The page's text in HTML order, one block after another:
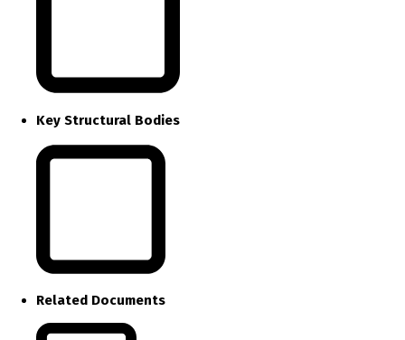
Key Structural Bodies
Related Documents